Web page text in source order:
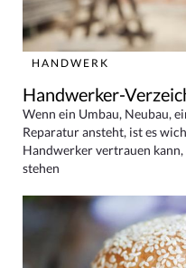
HANDWERK
Handwerker-
Wenn ein Umbau, Neubau,
Reparatur ansteht, ist es
Handwerker vertrauen kann,
stehen